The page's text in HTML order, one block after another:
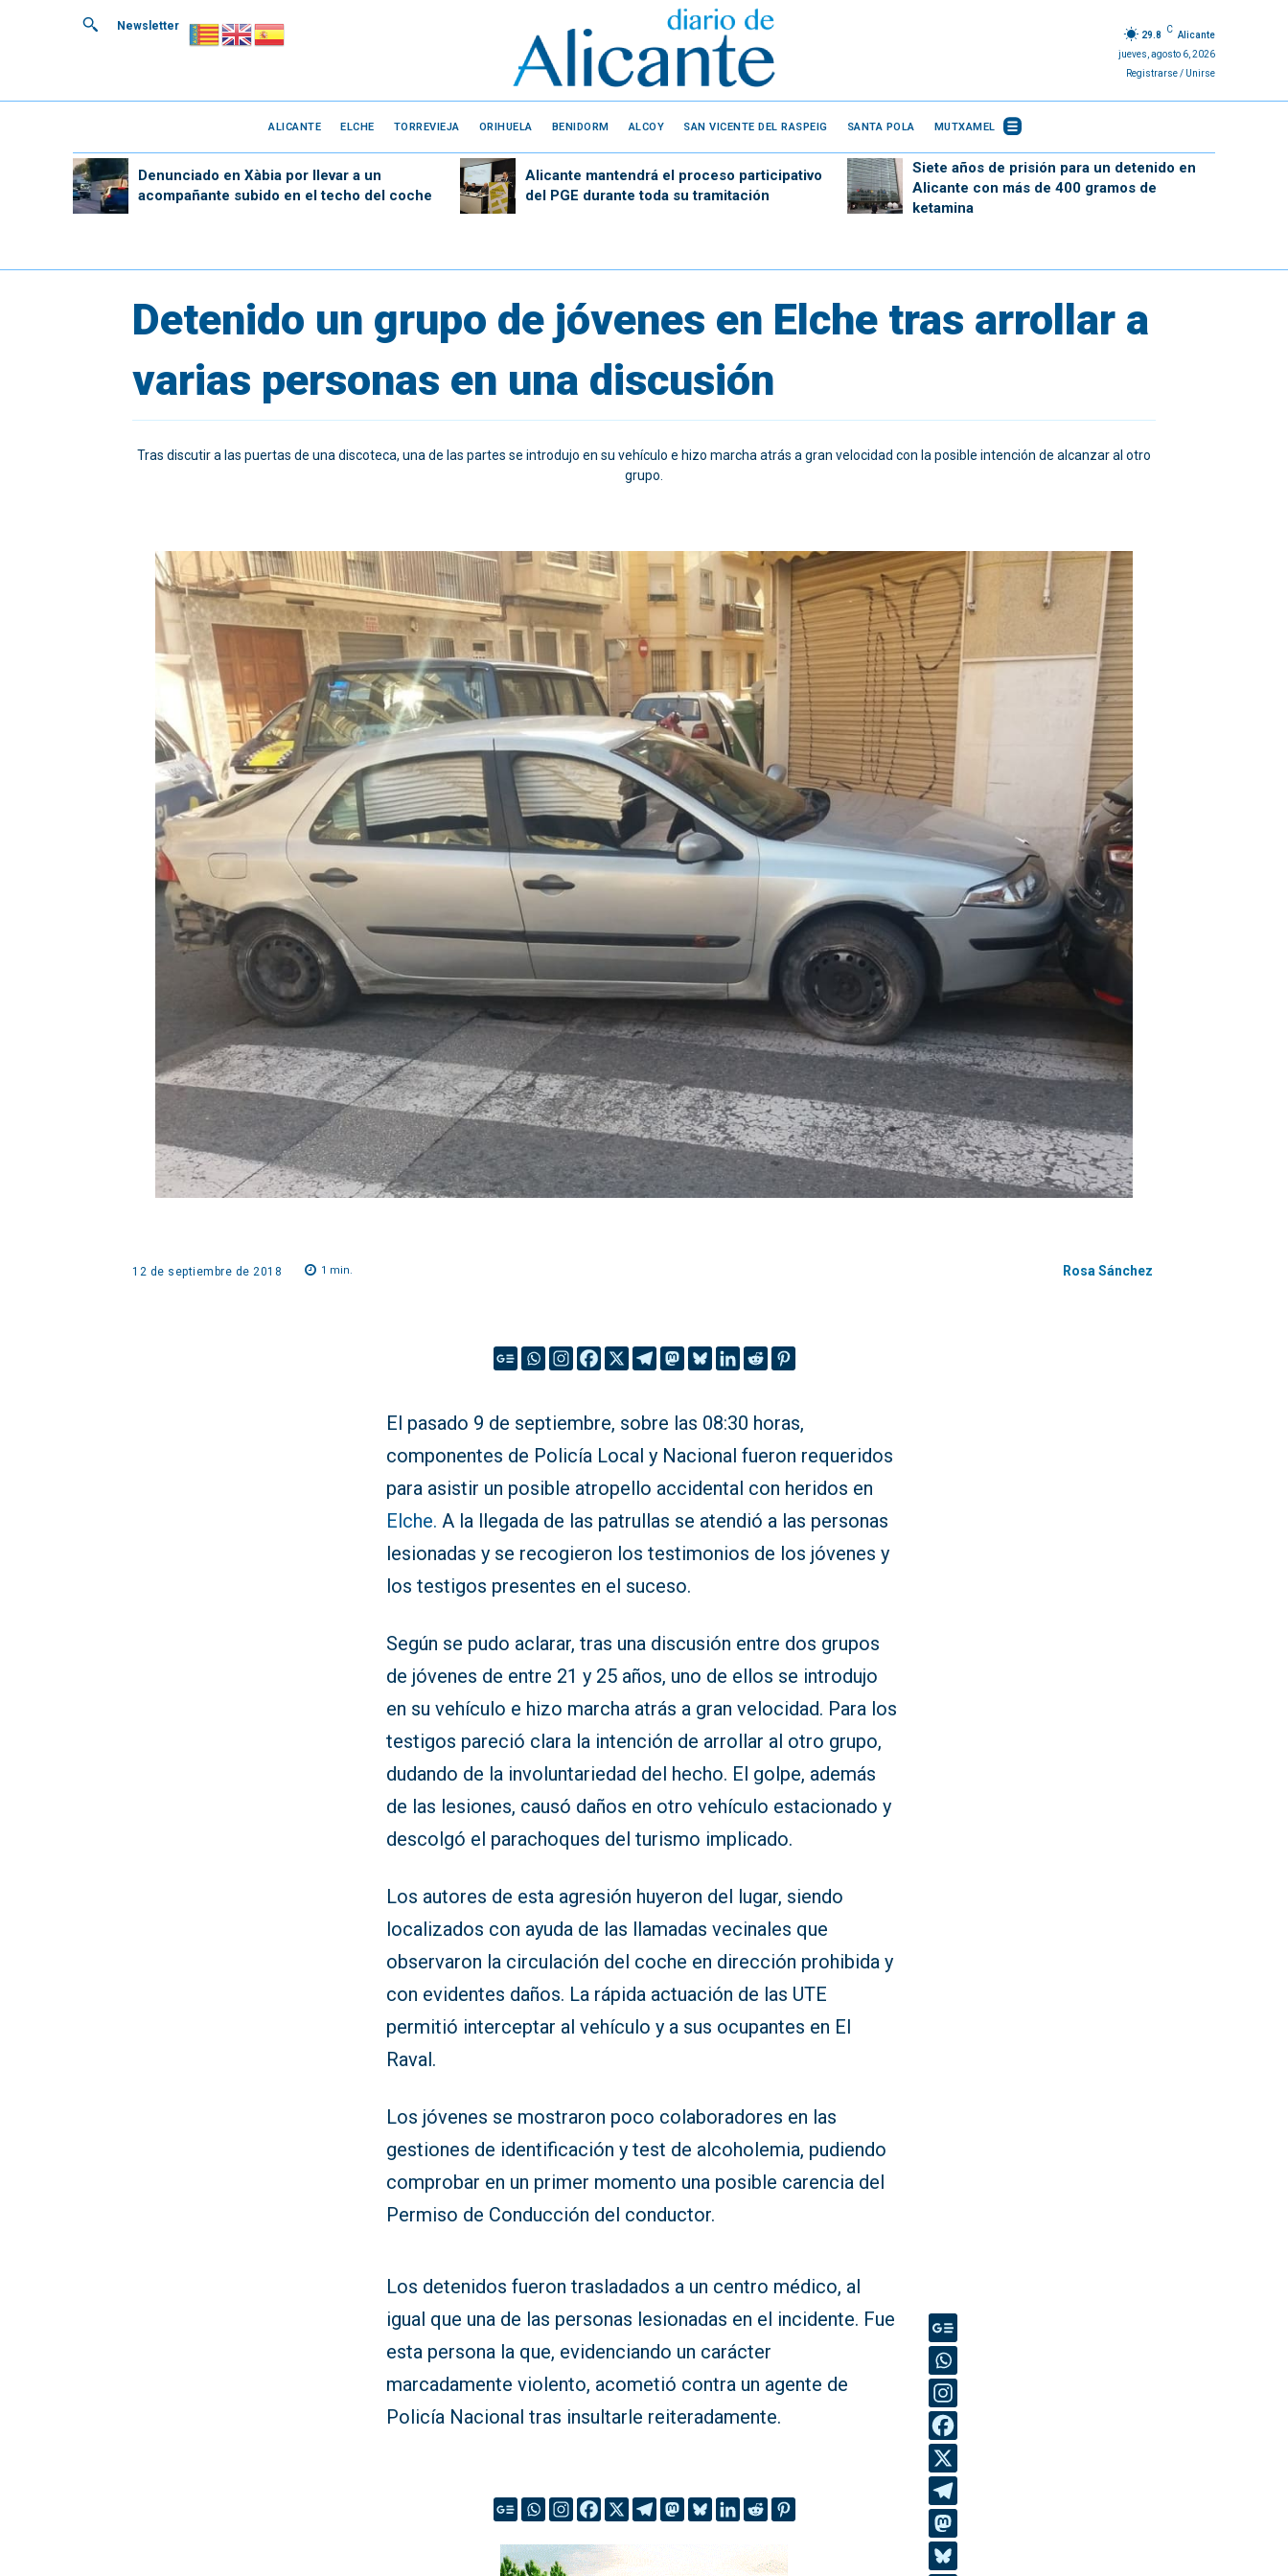
Newsletter
29.8
C
Alicante
jueves, agosto 6, 2026
Registrarse / Unirse
ALICANTE ELCHE TORREVIEJA ORIHUELA BENIDORM ALCOY SAN VICENTE DEL RASPEIG SANTA POLA MUTXAMEL
Denunciado en Xàbia por llevar a un
acompañante subido en el techo del coche
Alicante mantendrá el proceso participativo
del PGE durante toda su tramitación
Siete años de prisión para un detenido en
Alicante con más de 400 gramos de
ketamina
Detenido un grupo de jóvenes en Elche tras arrollar a
varias personas en una discusión
Tras discutir a las puertas de una discoteca, una de las partes se introdujo en su vehículo e hizo marcha atrás a gran velocidad con la posible intención de alcanzar al otro
grupo.
12 de septiembre de 2018 1 min. Rosa Sánchez
El pasado 9 de septiembre, sobre las 08:30 horas,
componentes de Policía Local y Nacional fueron requeridos
para asistir un posible atropello accidental con heridos en
Elche. A la llegada de las patrullas se atendió a las personas
lesionadas y se recogieron los testimonios de los jóvenes y
los testigos presentes en el suceso.
Según se pudo aclarar, tras una discusión entre dos grupos
de jóvenes de entre 21 y 25 años, uno de ellos se introdujo
en su vehículo e hizo marcha atrás a gran velocidad. Para los
testigos pareció clara la intención de arrollar al otro grupo,
dudando de la involuntariedad del hecho. El golpe, además
de las lesiones, causó daños en otro vehículo estacionado y
descolgó el parachoques del turismo implicado.
Los autores de esta agresión huyeron del lugar, siendo
localizados con ayuda de las llamadas vecinales que
observaron la circulación del coche en dirección prohibida y
con evidentes daños. La rápida actuación de las UTE
permitió interceptar al vehículo y a sus ocupantes en El
Raval.
Los jóvenes se mostraron poco colaboradores en las
gestiones de identificación y test de alcoholemia, pudiendo
comprobar en un primer momento una posible carencia del
Permiso de Conducción del conductor.
Los detenidos fueron trasladados a un centro médico, al
igual que una de las personas lesionadas en el incidente. Fue
esta persona la que, evidenciando un carácter
marcadamente violento, acometió contra un agente de
Policía Nacional tras insultarle reiteradamente.